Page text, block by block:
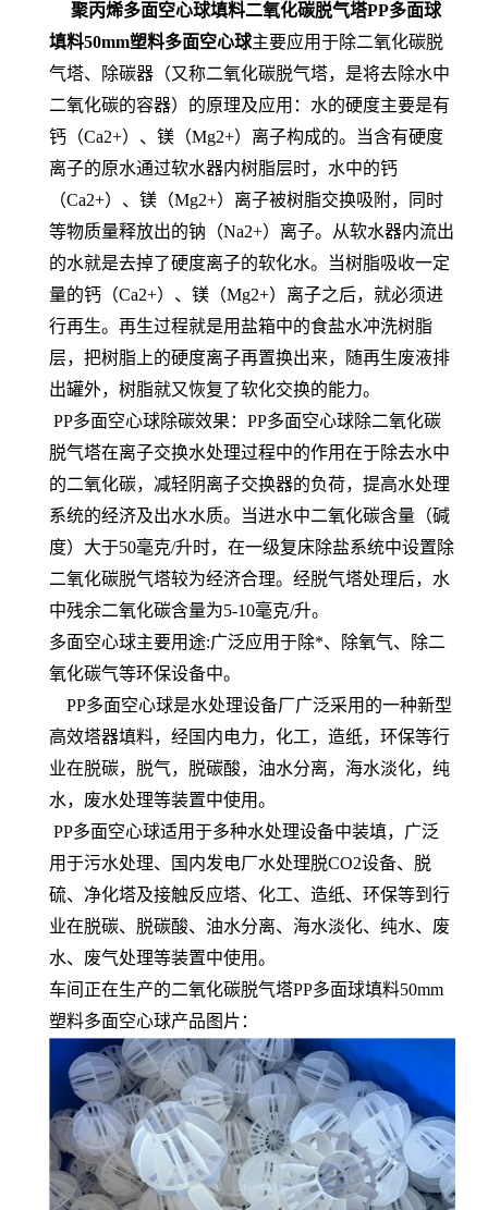
聚丙烯多面空心球填料二氧化碳脱气塔PP多面球
填料50mm塑料多面空心球主要应用于除二氧化碳脱
气塔、除碳器（又称二氧化碳脱气塔，是将去除水中
二氧化碳的容器）的原理及应用：水的硬度主要是有
钙（Ca2+）、镁（Mg2+）离子构成的。当含有硬度
离子的原水通过软水器内树脂层时，水中的钙
（Ca2+）、镁（Mg2+）离子被树脂交换吸附，同时
等物质量释放出的钠（Na2+）离子。从软水器内流出
的水就是去掉了硬度离子的软化水。当树脂吸收一定
量的钙（Ca2+）、镁（Mg2+）离子之后，就必须进
行再生。再生过程就是用盐箱中的食盐水冲洗树脂
层，把树脂上的硬度离子再置换出来，随再生废液排
出罐外，树脂就又恢复了软化交换的能力。
PP多面空心球除碳效果：PP多面空心球除二氧化碳
脱气塔在离子交换水处理过程中的作用在于除去水中
的二氧化碳，减轻阴离子交换器的负荷，提高水处理
系统的经济及出水水质。当进水中二氧化碳含量（碱
度）大于50毫克/升时，在一级复床除盐系统中设置除
二氧化碳脱气塔较为经济合理。经脱气塔处理后，水
中残余二氧化碳含量为5-10毫克/升。
多面空心球主要用途:广泛应用于除*、除氧气、除二
氧化碳气等环保设备中。
PP多面空心球是水处理设备厂广泛采用的一种新型
高效塔器填料，经国内电力，化工，造纸，环保等行
业在脱碳，脱气，脱碳酸，油水分离，海水淡化，纯
水，废水处理等装置中使用。
PP多面空心球适用于多种水处理设备中装填，广泛
用于污水处理、国内发电厂水处理脱CO2设备、脱
硫、净化塔及接触反应塔、化工、造纸、环保等到行
业在脱碳、脱碳酸、油水分离、海水淡化、纯水、废
水、废气处理等装置中使用。
车间正在生产的二氧化碳脱气塔PP多面球填料50mm
塑料多面空心球产品图片：